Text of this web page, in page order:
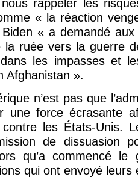
rappeler les
« la réaction
« a demandé
ruée vers la guerre
les impasses et
Afghanistan ».
n’est pas que
une force écrasante
contre les États-Unis.
de dissuasion
qu’a commencé
qui ont envoyé leurs